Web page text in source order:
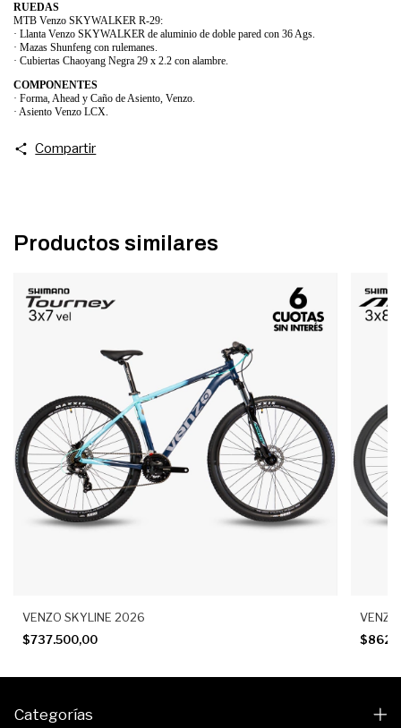
RUEDAS
MTB Venzo SKYWALKER R-29:
· Llanta Venzo SKYWALKER de aluminio de doble pared con 36 Ags.
· Mazas Shunfeng con rulemanes.
· Cubiertas Chaoyang Negra 29 x 2.2 con alambre.
COMPONENTES
· Forma, Ahead y Caño de Asiento, Venzo.
· Asiento Venzo LCX.
Compartir
Productos similares
VENZO SKYLINE 2026
$737.500,00
Categorías